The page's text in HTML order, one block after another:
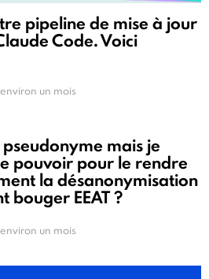
pipeline de mise à jour
Code. Voici
un mois
mais je
pouvoir pour le rendre
la désanonymisation
bouger EEAT ?
un mois